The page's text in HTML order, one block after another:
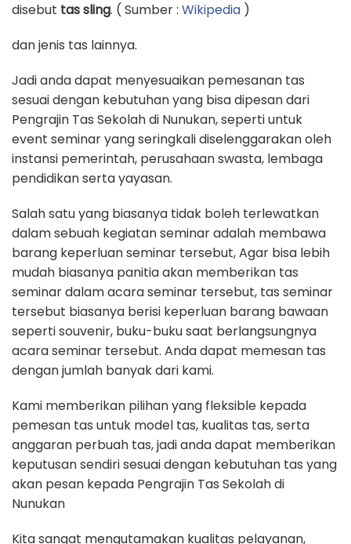
disebut tas sling. ( Sumber : Wikipedia )
dan jenis tas lainnya.
Jadi anda dapat menyesuaikan pemesanan tas
sesuai dengan kebutuhan yang bisa dipesan dari
Pengrajin Tas Sekolah di Nunukan, seperti untuk
event seminar yang seringkali diselenggarakan oleh
instansi pemerintah, perusahaan swasta, lembaga
pendidikan serta yayasan.
Salah satu yang biasanya tidak boleh terlewatkan
dalam sebuah kegiatan seminar adalah membawa
barang keperluan seminar tersebut, Agar bisa lebih
mudah biasanya panitia akan memberikan tas
seminar dalam acara seminar tersebut, tas seminar
tersebut biasanya berisi keperluan barang bawaan
seperti souvenir, buku-buku saat berlangsungnya
acara seminar tersebut. Anda dapat memesan tas
dengan jumlah banyak dari kami.
Kami memberikan pilihan yang fleksible kepada
pemesan tas untuk model tas, kualitas tas, serta
anggaran perbuah tas, jadi anda dapat memberikan
keputusan sendiri sesuai dengan kebutuhan tas yang
akan pesan kepada Pengrajin Tas Sekolah di
Nunukan
Kita sangat mengutamakan kualitas pelayanan,